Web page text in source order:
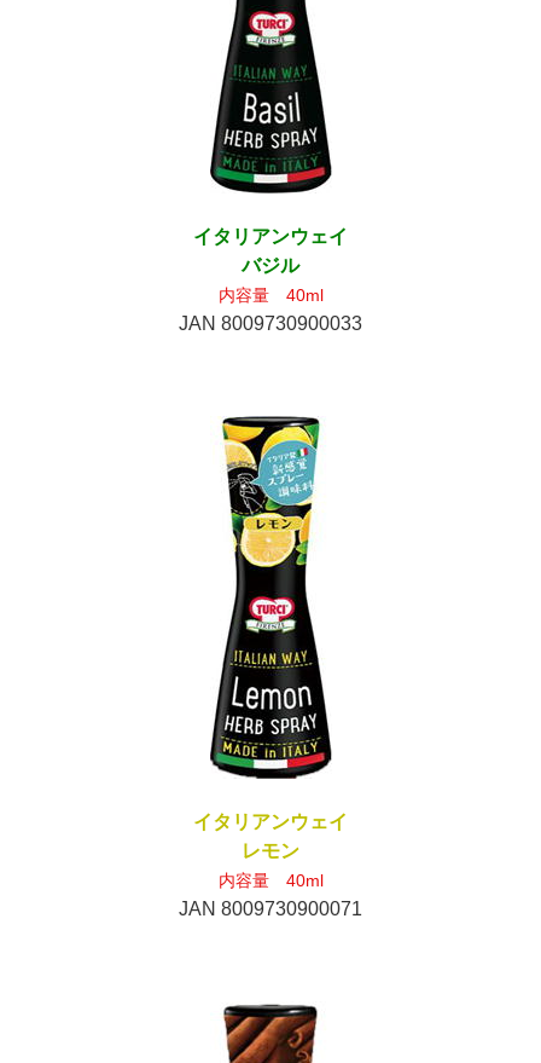
イタリアンウェイ
バジル
内容量 40ml
JAN 8009730900033
イタリアンウェイ
レモン
内容量 40ml
JAN 8009730900071